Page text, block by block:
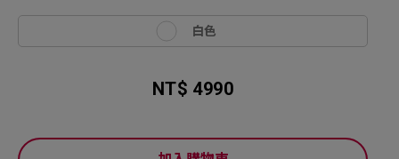
白色
NT$ 4990